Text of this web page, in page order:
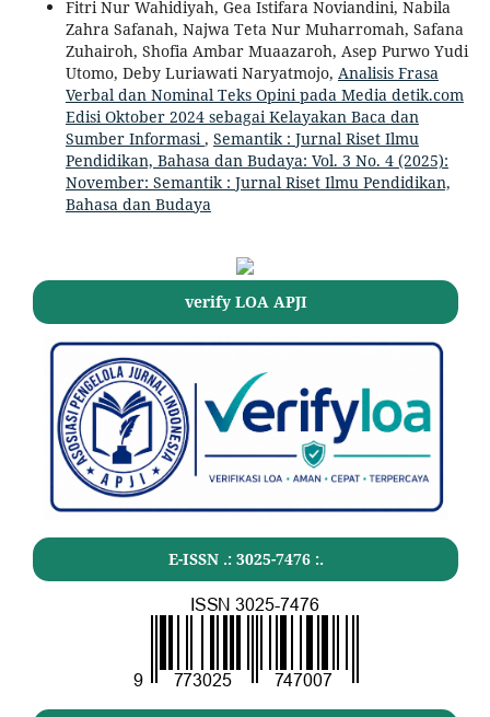
Fitri Nur Wahidiyah, Gea Istifara Noviandini, Nabila
Zahra Safanah, Najwa Teta Nur Muharromah, Safana
Zuhairoh, Shofia Ambar Muaazaroh, Asep Purwo Yudi
Utomo, Deby Luriawati Naryatmojo, Analisis Frasa
Verbal dan Nominal Teks Opini pada Media detik.com
Edisi Oktober 2024 sebagai Kelayakan Baca dan
Sumber Informasi, Semantik : Jurnal Riset Ilmu
Pendidikan, Bahasa dan Budaya: Vol. 3 No. 4 (2025):
November: Semantik : Jurnal Riset Ilmu Pendidikan,
Bahasa dan Budaya
verify LOA APJI
E-ISSN .: 3025-7476:.